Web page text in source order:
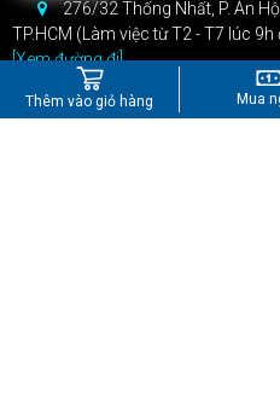
Thêm vào giỏ hàng Mua
276/32 Thống Nhất, P. An
TP.HCM (Làm việc từ T2 - T7 lúc 9h
[Xem đường đi]
CSKH: 0909.22.66.07
Bán hàng: 0967.434.407